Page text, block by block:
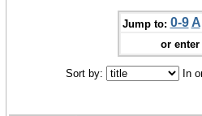
Jump to: 0-9 A
or
Sort by: In